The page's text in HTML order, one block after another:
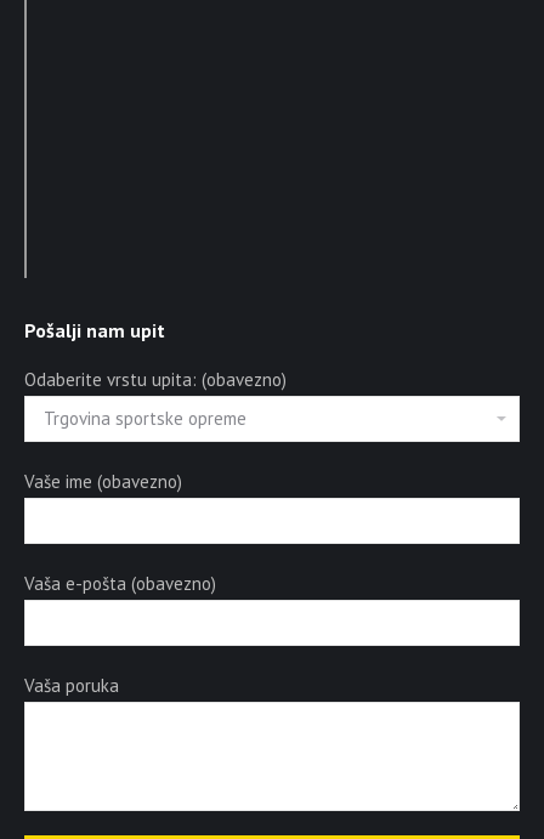
Pošalji nam upit
Odaberite vrstu upita: (obavezno)
Vaše ime (obavezno)
Vaša e-pošta (obavezno)
Vaša poruka